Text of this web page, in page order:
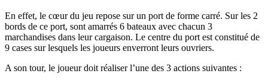
En effet, le cœur du jeu repose sur un port de forme carré. Sur les 2
bords de ce port, sont amarrés 6 bateaux avec chacun 3
marchandises dans leur cargaison. Le centre du port est constitué de
9 cases sur lesquels les joueurs enverront leurs ouvriers.
A son tour, le joueur doit réaliser l’une des 3 actions suivantes :